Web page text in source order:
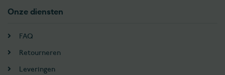
Onze diensten
FAQ
Retourneren
Leveringen